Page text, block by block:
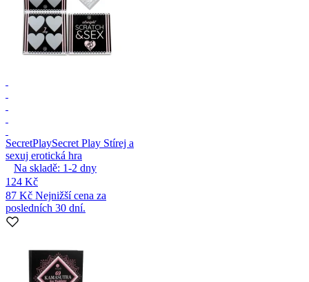
SecretPlaySecret Play Stírej a
sexuj erotická hra
Na skladě: 1-2 dny
124 Kč
87 Kč Nejnižší cena za
posledních 30 dní.